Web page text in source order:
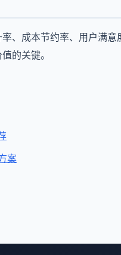
、成本节约率、用户满
的关键。
案